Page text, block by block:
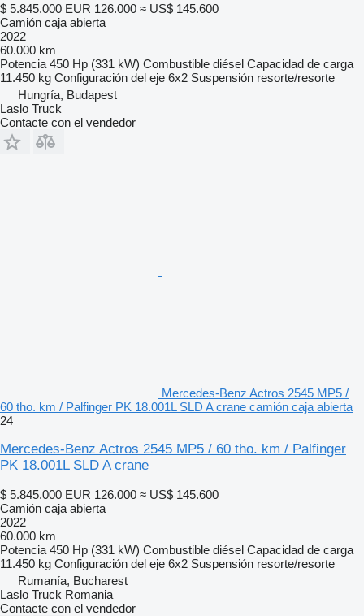
$ 5.845.000 EUR 126.000 ≈ US$ 145.600
Camión caja abierta
2022
60.000 km
Potencia 450 Hp (331 kW) Combustible diésel Capacidad de carga
11.450 kg Configuración del eje 6x2 Suspensión resorte/resorte
Hungría, Budapest
Laslo Truck
Contacte con el vendedor
Mercedes-Benz Actros 2545 MP5 /
60 tho. km / Palfinger PK 18.001L SLD A crane camión caja abierta
24
Mercedes-Benz Actros 2545 MP5 / 60 tho. km / Palfinger
PK 18.001L SLD A crane
$ 5.845.000 EUR 126.000 ≈ US$ 145.600
Camión caja abierta
2022
60.000 km
Potencia 450 Hp (331 kW) Combustible diésel Capacidad de carga
11.450 kg Configuración del eje 6x2 Suspensión resorte/resorte
Rumanía, Bucharest
Laslo Truck Romania
Contacte con el vendedor